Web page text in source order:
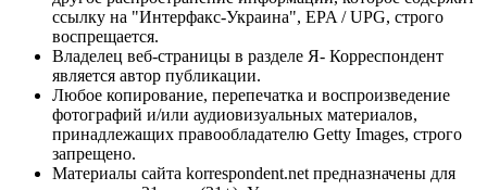
ссылку на "Интерфакс-Украина", EPA / UPG, строго
воспрещается.
Владелец веб-страницы в разделе Я- Корреспондент
является автор публикации.
Любое копирование, перепечатка и воспроизведение
фотографий и/или аудиовизуальных материалов,
принадлежащих правообладателю Getty Images, строго
запрещено.
Материалы сайта korrespondent.net предназначены для